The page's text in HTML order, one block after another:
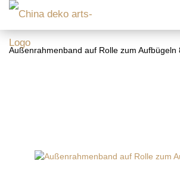
Außenrahmenband auf Rolle zum Aufbügeln